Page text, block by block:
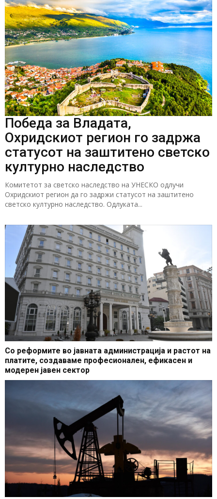
Победа за Владата,
Охридскиот регион го задржа
статусот на заштитено светско
културно наследство
Комитетот за светско наследство на УНЕСКО одлучи
Охридскиот регион да го задржи статусот на заштитено
светско културно наследство. Одлуката...
Со реформите во јавната администрација и растот на
платите, создаваме професионален, ефикасен и
модерен јавен сектор